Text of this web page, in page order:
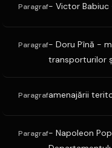
Paragraf- Victor
Paragraf- Doru Pînă -
transporturilor
Paragrafamenajării
Paragraf- Napoleon